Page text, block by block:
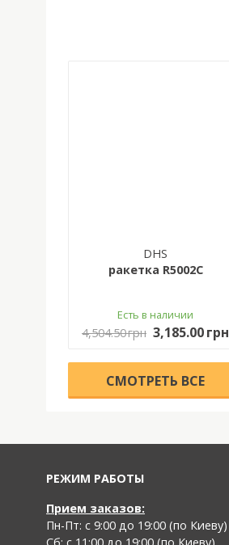
DHS
ракетка R5002C
Есть в наличии
4,504.50 грн 3,185.00 грн
CМОТРЕТЬ ВСЕ
РЕЖИМ РАБОТЫ
Прием заказов:
Пн-Пт: с 9:00 до 19:00 (по Киеву)